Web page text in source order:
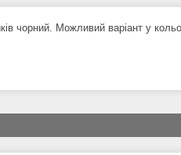
чорний. Можливий варіант у